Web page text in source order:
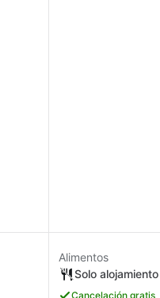
Alimentos
Solo alojamiento
Cancelación gratis